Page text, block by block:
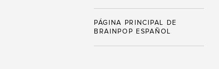
PÁGINA PRINCIPAL DE
BRAINPOP ESPAÑOL